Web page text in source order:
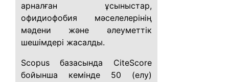
арналған ұсыныстар,
офидиофобия мәселелерінің
мәдени және әлеуметтік
шешімдері жасалды.
Scopus базасында CiteScore
бойынша кемінде 50 (елу)